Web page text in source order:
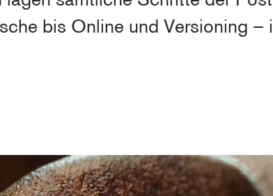
bis Online und Versioning –